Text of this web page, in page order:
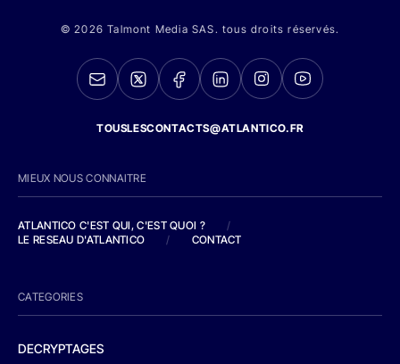
© 2026 Talmont Media SAS. tous droits réservés.
TOUSLESCONTACTS@ATLANTICO.FR
MIEUX NOUS CONNAITRE
ATLANTICO C'EST QUI, C'EST QUOI ?
/
LE RESEAU D'ATLANTICO
/ CONTACT
CATEGORIES
DECRYPTAGES